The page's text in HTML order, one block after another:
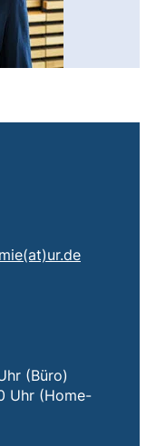
(öffnet Ihr
(Büro)
Uhr (Home-